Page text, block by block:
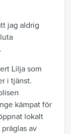
jag aldrig
Lilja som
i tjänst.
kämpat för
lokalt
av